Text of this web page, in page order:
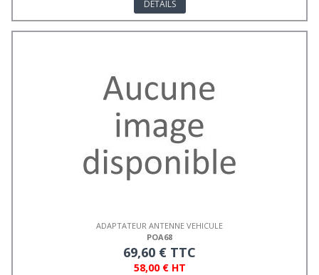
DÉTAILS
ADAPTATEUR ANTENNE VEHICULE
POA68
69,60 € TTC
58,00 € HT